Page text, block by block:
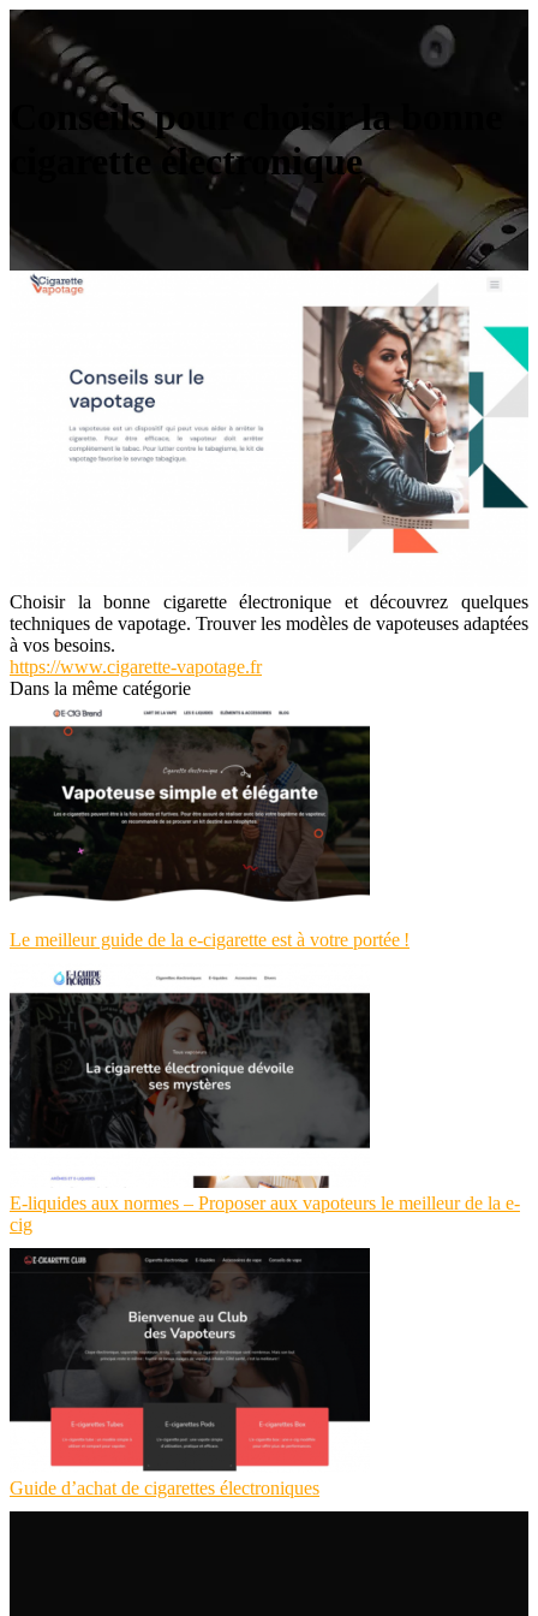
Conseils pour choisir la bonne
cigarette électronique
Choisir la bonne cigarette électronique et découvrez quelques
techniques de vapotage. Trouver les modèles de vapoteuses adaptées
à vos besoins.
https://www.cigarette-vapotage.fr
Dans la même catégorie
Le meilleur guide de la e-cigarette est à votre portée !
E-liquides aux normes – Proposer aux vapoteurs le meilleur de la e-
cig
Guide d’achat de cigarettes électroniques